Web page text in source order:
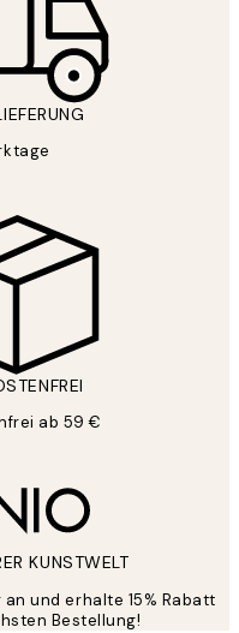
ab 59 €
KUNSTWELT
und erhalte 15% Rabatt
Bestellung!